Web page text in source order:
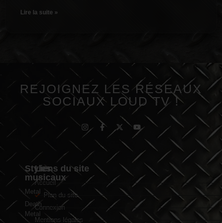
Lire la suite »
REJOIGNEZ LES RÉSEAUX
SOCIAUX LOUD TV !
Styles
musicaux
Metal
Death
Metal
Liens du site
Accueil
Plan du site
Connexion
Mentions légales